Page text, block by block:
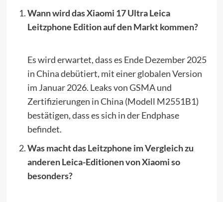
Wann wird das Xiaomi 17 Ultra Leica
Leitzphone Edition auf den Markt kommen?
Es wird erwartet, dass es Ende Dezember 2025
in China debütiert, mit einer globalen Version
im Januar 2026. Leaks von GSMA und
Zertifizierungen in China (Modell M2551B1)
bestätigen, dass es sich in der Endphase
befindet.
Was macht das Leitzphone im Vergleich zu
anderen Leica-Editionen von Xiaomi so
besonders?